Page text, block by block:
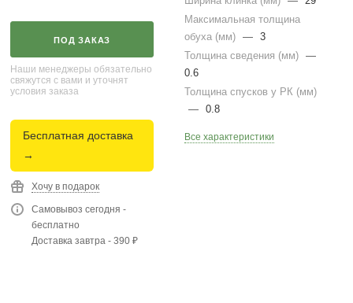
ПОД ЗАКАЗ
Наши менеджеры обязательно
свяжутся с вами и уточнят
условия заказа
Бесплатная доставка
→
Хочу в подарок
Самовывоз сегодня -
бесплатно
Доставка завтра - 390 ₽
Максимальная толщина
обуха (мм)
—
3
Толщина сведения (мм)
—
0.6
Толщина спусков у РК (мм)
—
0.8
Все характеристики